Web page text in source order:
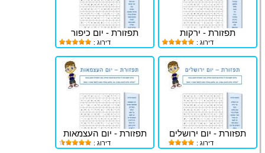
תפזורת - ירקות
דירוג :
תפזורת - יום כיפור
דירוג :
תפזורת - יום ירושלים
דירוג :
תפזורת - יום העצמאות
דירוג :